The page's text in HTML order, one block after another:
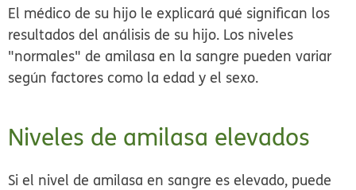
El médico de su hijo le explicará qué significan los
resultados del análisis de su hijo. Los niveles
"normales" de amilasa en la sangre pueden variar
según factores como la edad y el sexo.
Niveles de amilasa elevados
Si el nivel de amilasa en sangre es elevado, puede